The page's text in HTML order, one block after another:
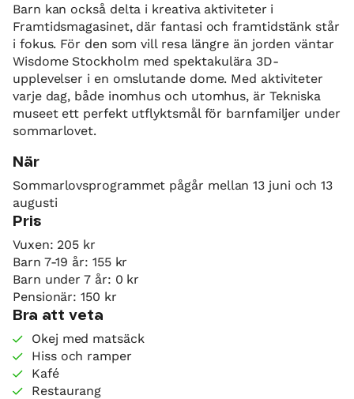
Barn kan också delta i kreativa aktiviteter i
Framtidsmagasinet, där fantasi och framtidstänk står
i fokus. För den som vill resa längre än jorden väntar
Wisdome Stockholm med spektakulära 3D-
upplevelser i en omslutande dome. Med aktiviteter
varje dag, både inomhus och utomhus, är Tekniska
museet ett perfekt utflyktsmål för barnfamiljer under
sommarlovet.
När
Sommarlovsprogrammet pågår mellan 13 juni och 13
augusti
Pris
Vuxen: 205 kr
Barn 7-19 år: 155 kr
Barn under 7 år: 0 kr
Pensionär: 150 kr
Bra att veta
Okej med matsäck
Hiss och ramper
Kafé
Restaurang